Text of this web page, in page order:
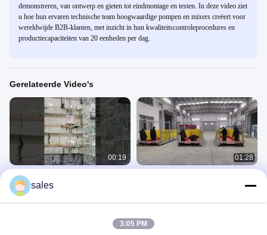
demonstreren, van ontwerp en gieten tot eindmontage en testen. In deze video ziet
u hoe hun ervaren technische team hoogwaardige pompen en mixers creëert voor
wereldwijde B2B-klanten, met inzicht in hun kwaliteitscontroleprocedures en
productiecapaciteiten van 20 eenheden per dag.
Gerelateerde Video's
00:19
Bouwmachine voor tunnelprojecten
in Singapore
Gebouwhef
01:28
sales
3:05 PM